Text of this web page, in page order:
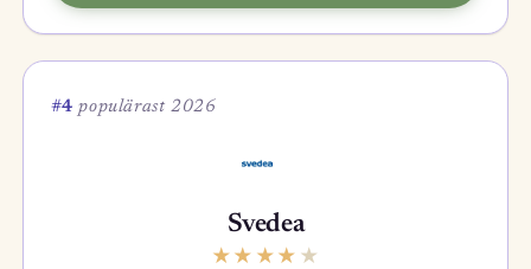
#4 populärast 2026
Svedea
★ ★ ★ ★ ★